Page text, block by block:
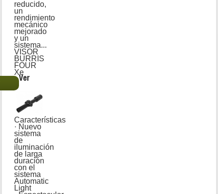
reducido,
un
rendimiento
mecánico
mejorado
y un
sistema...
VISOR
BURRIS
FOUR
Xe
Ver
Características
· Nuevo
sistema
de
iluminación
de larga
duración
con el
sistema
Automatic
Light